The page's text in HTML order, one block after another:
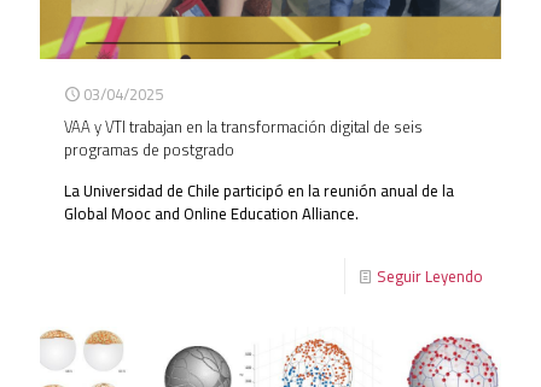
03/04/2025
VAA y VTI trabajan en la transformación digital de seis
programas de postgrado
La Universidad de Chile participó en la reunión anual de la
Global Mooc and Online Education Alliance.
Seguir Leyendo